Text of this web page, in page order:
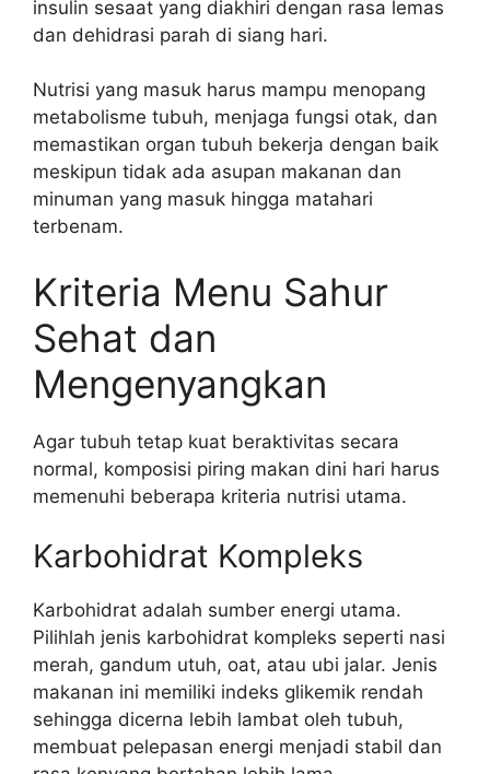
insulin sesaat yang diakhiri dengan rasa lemas
dan dehidrasi parah di siang hari.
Nutrisi yang masuk harus mampu menopang
metabolisme tubuh, menjaga fungsi otak, dan
memastikan organ tubuh bekerja dengan baik
meskipun tidak ada asupan makanan dan
minuman yang masuk hingga matahari
terbenam.
Kriteria Menu Sahur
Sehat dan
Mengenyangkan
Agar tubuh tetap kuat beraktivitas secara
normal, komposisi piring makan dini hari harus
memenuhi beberapa kriteria nutrisi utama.
Karbohidrat Kompleks
Karbohidrat adalah sumber energi utama.
Pilihlah jenis karbohidrat kompleks seperti nasi
merah, gandum utuh, oat, atau ubi jalar. Jenis
makanan ini memiliki indeks glikemik rendah
sehingga dicerna lebih lambat oleh tubuh,
membuat pelepasan energi menjadi stabil dan